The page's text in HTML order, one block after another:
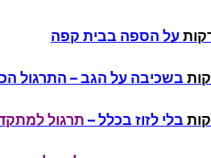
על הספה בבית קפה
בשכיבה על הגב– התרגול
בלי לזוז בכלל– תרגול